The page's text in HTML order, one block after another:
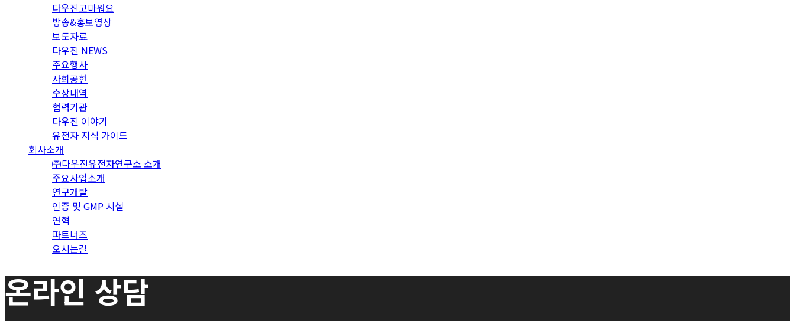
다우진고마워요
방송&홍보영상
보도자료
다우진 NEWS
주요행사
사회공헌
수상내역
협력기관
다우진 이야기
유전자 지식 가이드
회사소개
㈜다우진유전자연구소 소개
주요사업소개
연구개발
인증 및 GMP 시설
연혁
파트너즈
오시는길
온라인 상담